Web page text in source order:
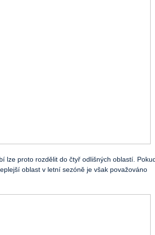
lze proto rozdělit do čtyř odlišných oblastí.
oblast v letní sezóně je však považováno